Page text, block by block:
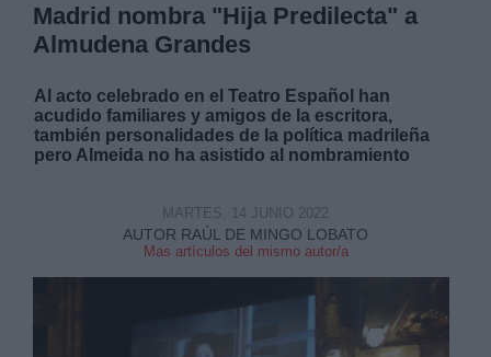
Madrid nombra "Hija Predilecta" a
Almudena Grandes
Al acto celebrado en el Teatro Español han
acudido familiares y amigos de la escritora,
también personalidades de la política madrileña
pero Almeida no ha asistido al nombramiento
AUTOR RAÚL DE MINGO LOBATO
Mas artículos del mismo autor/a
MARTES, 14 JUNIO 2022